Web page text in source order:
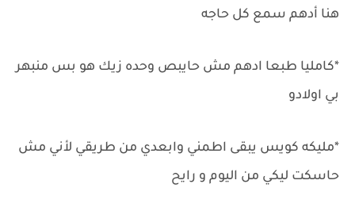
هنا أدهم سمع كل حاجه
*كامليا طبعا ادهم مش حايبص وحده زيك هو بس منبهر
بي اولادو
*مليكه كويس يبقى اطمني وابعدي من طريقي لأني مش
حاسكت ليكي من اليوم و رايح